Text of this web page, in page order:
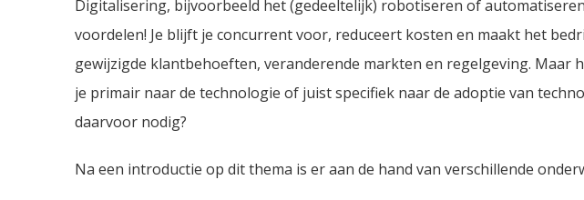
Digitalisering, bijvoorbeeld het (gedeeltelijk) robotiseren of
voordelen! Je blijft je concurrent voor, reduceert kosten en maakt het
gewijzigde klantbehoeften, veranderende markten en regelgeving. Maar
je primair naar de technologie of juist specifiek naar de adoptie van
daarvoor nodig?
Na een introductie op dit thema is er aan de hand van verschillende